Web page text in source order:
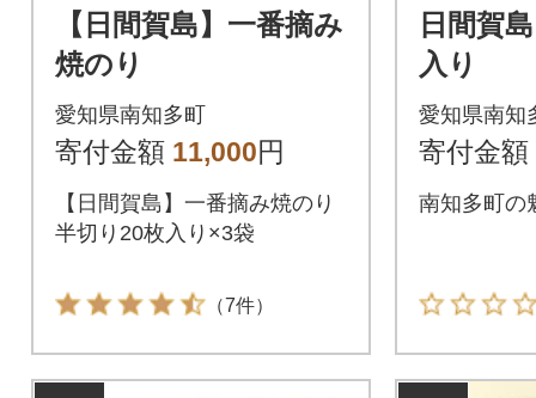
【日間賀島】一番摘み
焼のり
愛知県南知多町
寄付金額 11,000円
【日間賀島】一番摘み焼のり
半切り20枚入り×3袋
（7件）
日間賀
入り
愛知県南知
寄付金額
南知多町の